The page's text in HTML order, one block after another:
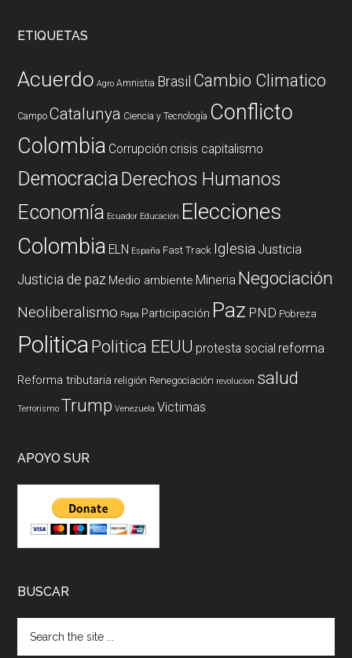
ETIQUETAS
Acuerdo Agro Amnistia Brasil Cambio Climatico
Campo Catalunya Ciencia y Tecnología Conflicto
Colombia Corrupción crisis capitalismo
DemocraciaDerechos Humanos
Economía Ecuador Educación Elecciones
Colombia ELN España Fast Track Iglesia Justicia
Justicia de paz Medio ambiente Mineria Negociación
Neoliberalismo Papa Participación Paz PND Pobreza
PoliticaPolitica EEUU protesta social reforma
Reforma tributaria religión Renegociación revolucion salud
Terrorismo Trump Venezuela Victimas
APOYO SUR
BUSCAR